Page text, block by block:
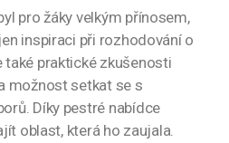
pro žáky velkým přínosem,
inspiraci při rozhodování o
také praktické zkušenosti
možnost setkat se s
Díky pestré nabídce
oblast, která ho zaujala.